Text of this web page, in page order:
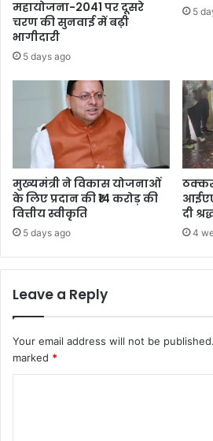
महायोजना-2041 पर दूसरे
चरण की सुनवाई में बढ़ी
भागीदारी
5 days ago
5
मुख्यमंत्री ने विकास योजनाओं
के लिए प्रदान की ₹14 करोड़ की
वित्तीय स्वीकृति
5 days ago
ठक्कर
दी
4
Leave a Reply
Your email address will not be published.
marked *